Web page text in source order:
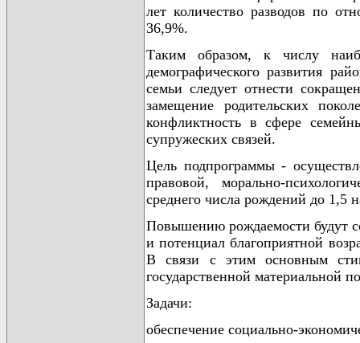
лет количество разводов по
36,9%.
Таким образом, к числу
демографического развития
семьи следует отнести
замещение родительских
конфликтность в сфере
супружеских связей.
Цель подпрограммы -
правовой, морально-
среднего числа рождений до 1,5
Повышению рождаемости будут
и потенциал благоприятной
В связи с этим основным
государственной материальной
Задачи:
обеспечение социально-